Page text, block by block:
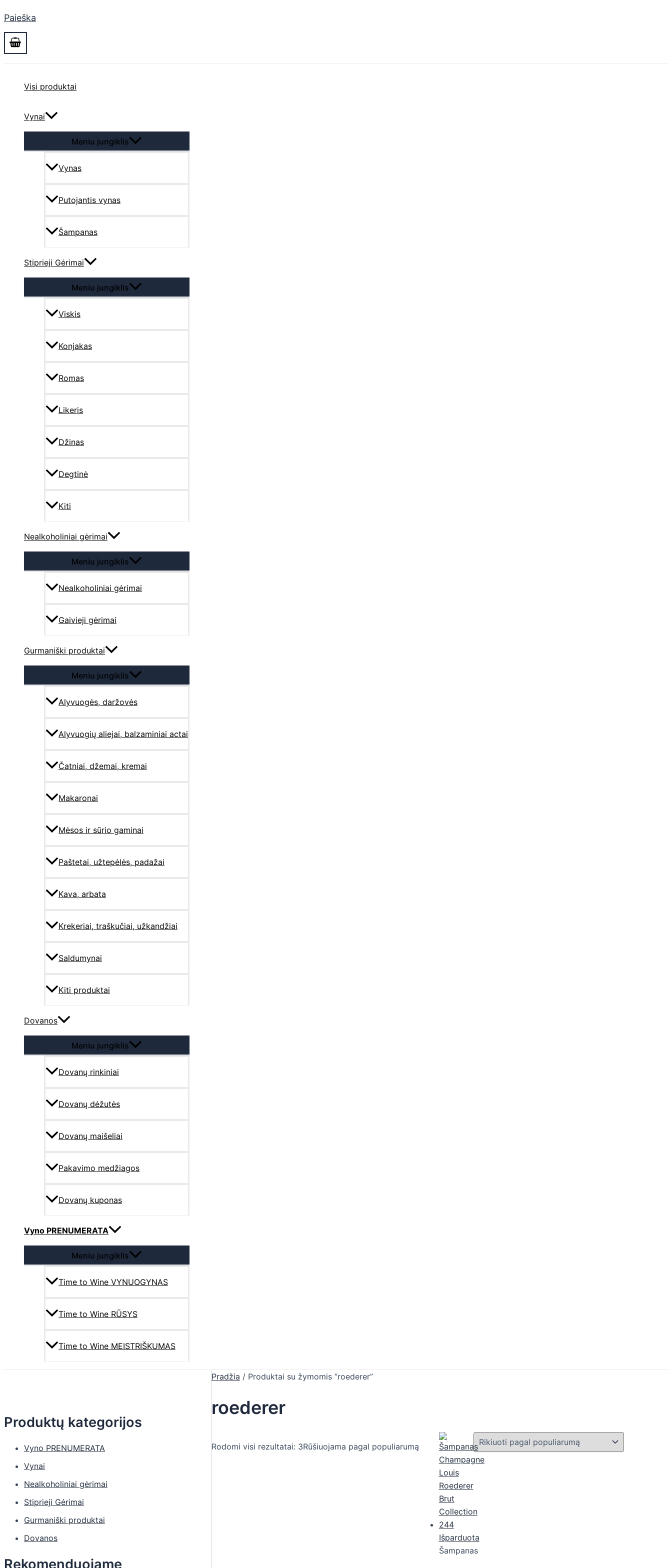
Paieška
Visi produktai
Vynai
Meniu jungiklis
Vynas
Putojantis vynas
Šampanas
Stiprieji Gėrimai
Meniu jungiklis
Viskis
Konjakas
Romas
Likeris
Džinas
Degtinė
Kiti
Nealkoholiniai gėrimai
Meniu jungiklis
Nealkoholiniai gėrimai
Gaivieji gėrimai
Gurmaniški produktai
Meniu jungiklis
Alyvuogės, daržovės
Alyvuogių aliejai, balzaminiai actai
Čatniai, džemai, kremai
Makaronai
Mėsos ir sūrio gaminai
Paštetai, užtepėlės, padažai
Kava, arbata
Krekeriai, traškučiai, užkandžiai
Saldumynai
Kiti produktai
Dovanos
Meniu jungiklis
Dovanų rinkiniai
Dovanų dėžutės
Dovanų maišeliai
Pakavimo medžiagos
Dovanų kuponas
Vyno PRENUMERATA
Meniu jungiklis
Time to Wine VYNUOGYNAS
Time to Wine RŪSYS
Time to Wine MEISTRIŠKUMAS
Produktų kategorijos
Vyno PRENUMERATA
Vynai
Nealkoholiniai gėrimai
Stiprieji Gėrimai
Gurmaniški produktai
Dovanos
Rekomenduojame
Pradžia / Produktai su žymomis “roederer”
roederer
Rodomi visi rezultatai: 3Rūšiuojama pagal populiarumą
Išparduota
Šampanas